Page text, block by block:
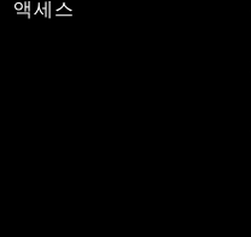
액세스